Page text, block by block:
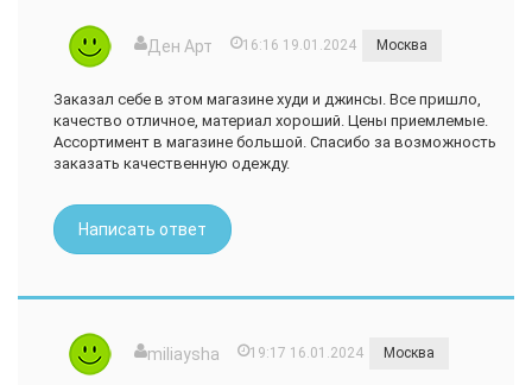
Ден Арт 16:16 19.01.2024 Москва
Заказал себе в этом магазине худи и джинсы. Все пришло,
качество отличное, материал хороший. Цены приемлемые.
Ассортимент в магазине большой. Спасибо за возможность
заказать качественную одежду.
Написать ответ
miliaysha 19:17 16.01.2024 Москва